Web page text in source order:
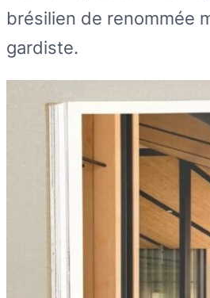
brésilien de renommée
gardiste.